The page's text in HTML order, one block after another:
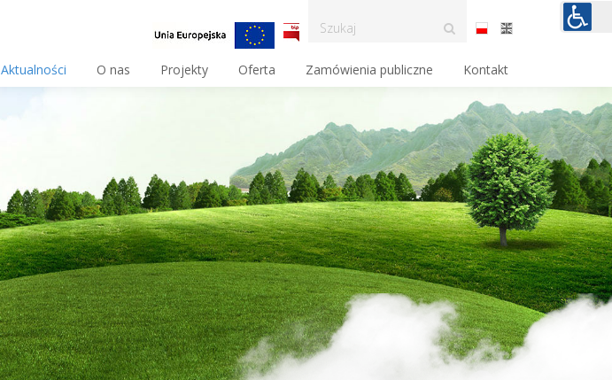
Aktualności O nas Projekty Oferta Zamówienia publiczne Kontakt